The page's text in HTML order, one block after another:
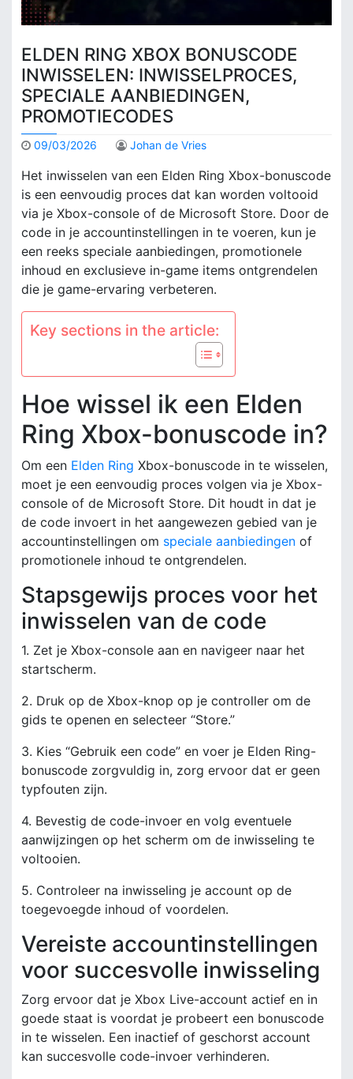
ELDEN RING XBOX BONUSCODE
INWISSELEN: INWISSELPROCES,
SPECIALE AANBIEDINGEN,
PROMOTIECODES
09/03/2026 Johan de Vries
Het inwisselen van een Elden Ring Xbox-bonuscode
is een eenvoudig proces dat kan worden voltooid
via je Xbox-console of de Microsoft Store. Door de
code in je accountinstellingen in te voeren, kun je
een reeks speciale aanbiedingen, promotionele
inhoud en exclusieve in-game items ontgrendelen
die je game-ervaring verbeteren.
Key sections in the article:
Hoe wissel ik een Elden
Ring Xbox-bonuscode in?
Om een Elden Ring Xbox-bonuscode in te wisselen,
moet je een eenvoudig proces volgen via je Xbox-
console of de Microsoft Store. Dit houdt in dat je
de code invoert in het aangewezen gebied van je
accountinstellingen om speciale aanbiedingen of
promotionele inhoud te ontgrendelen.
Stapsgewijs proces voor het
inwisselen van de code
1. Zet je Xbox-console aan en navigeer naar het
startscherm.
2. Druk op de Xbox-knop op je controller om de
gids te openen en selecteer “Store.”
3. Kies “Gebruik een code” en voer je Elden Ring-
bonuscode zorgvuldig in, zorg ervoor dat er geen
typfouten zijn.
4. Bevestig de code-invoer en volg eventuele
aanwijzingen op het scherm om de inwisseling te
voltooien.
5. Controleer na inwisseling je account op de
toegevoegde inhoud of voordelen.
Vereiste accountinstellingen
voor succesvolle inwisseling
Zorg ervoor dat je Xbox Live-account actief en in
goede staat is voordat je probeert een bonuscode
in te wisselen. Een inactief of geschorst account
kan succesvolle code-invoer verhinderen.